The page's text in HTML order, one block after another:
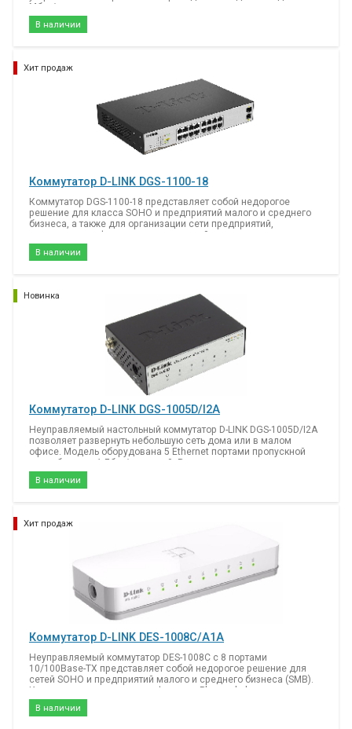
Мбит/с, предназначенное для использования в малых и
домашних офисах.
В наличии
Хит продаж
Коммутатор D-LINK DGS-1100-18
Коммутатор DGS-1100-18 представляет собой недорогое
решение для класса SOHO и предприятий малого и среднего
бизнеса, а также для организации сети предприятий,
например, для филиалов и помещений для деловых встреч,
где требуется простое управление.
В наличии
Новинка
Коммутатор D-LINK DGS-1005D/I2A
Неуправляемый настольный коммутатор D-LINK DGS-1005D/I2A
позволяет развернуть небольшую сеть дома или в малом
офисе. Модель оборудована 5 Ethernet портами пропускной
способностью 1 Гбит/с каждый. В режиме полного дуплекса
скорость передачи данных может вырасти до 2 Гбит/с.
Благодаря световым индикаторам на передней панели
распределение трафика в зависимости от его ценности. Это
видеопотоков даже при высокой нагрузке со стороны других
клиентов. Модель соответствует энергостандарту 802.3az EEE и
потребляет минимально необходимый объем электроэнергии
при работе.
В наличии
Хит продаж
Коммутатор D-LINK DES-1008C/A1A
Неуправляемый коммутатор DES-1008C с 8 портами
10/100Base-TX представляет собой недорогое решение для
сетей SOHO и предприятий малого и среднего бизнеса (SMB).
Коммутатор поддерживает функцию Plug-and-play, которая
обеспечивает простую установку, и предоставляет широкую
полосу пропускания.
В наличии